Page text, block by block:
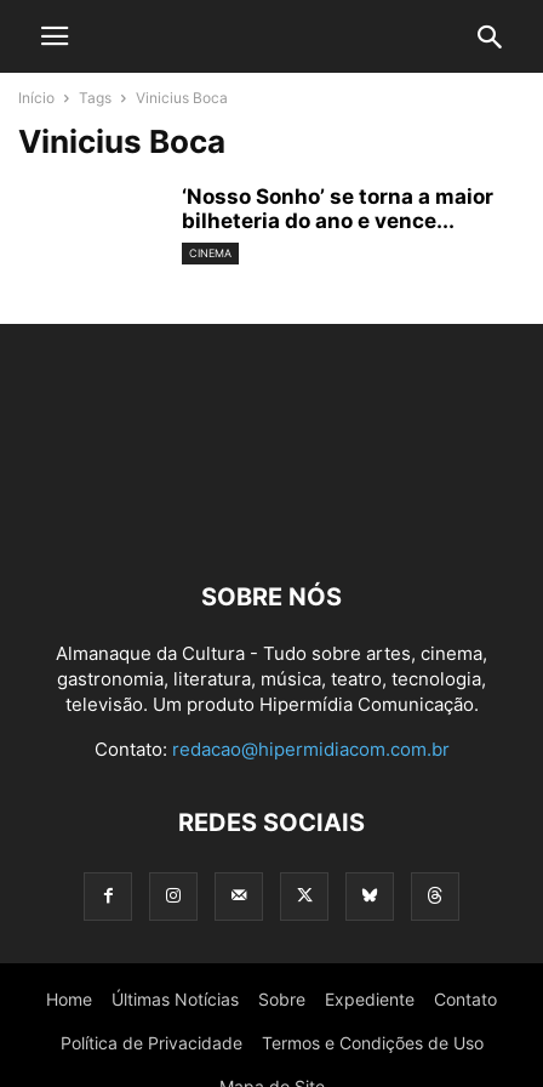
Início Tags Vinicius Boca
Vinicius Boca
‘Nosso Sonho’ se torna a maior
bilheteria do ano e vence...
CINEMA
SOBRE NÓS
Almanaque da Cultura - Tudo sobre artes, cinema,
gastronomia, literatura, música, teatro, tecnologia,
televisão. Um produto Hipermídia Comunicação.
Contato: redacao@hipermidiacom.com.br
REDES SOCIAIS
Home Últimas Notícias Sobre Expediente Contato
Política de Privacidade Termos e Condições de Uso